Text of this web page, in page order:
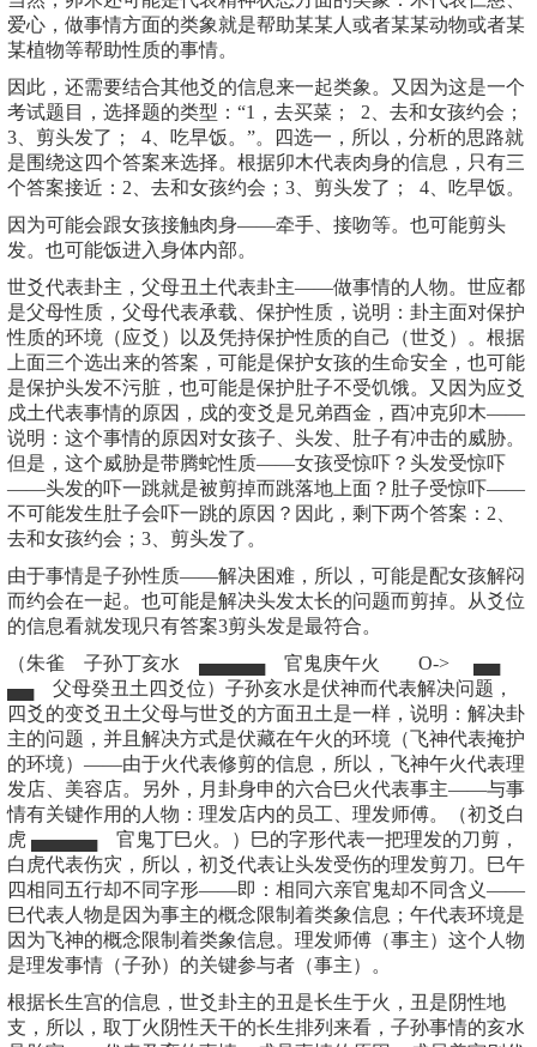
爱心，做事情方面的类象就是帮助某某人或者某某动物或者某
某植物等帮助性质的事情。
因此，还需要结合其他爻的信息来一起类象。又因为这是一个
考试题目，选择题的类型：“1，去买菜； 2、去和女孩约会；
3、剪头发了； 4、吃早饭。”。四选一，所以，分析的思路就
是围绕这四个答案来选择。根据卯木代表肉身的信息，只有三
个答案接近：2、去和女孩约会；3、剪头发了； 4、吃早饭。
因为可能会跟女孩接触肉身——牵手、接吻等。也可能剪头
发。也可能饭进入身体内部。
世爻代表卦主，父母丑土代表卦主——做事情的人物。世应都
是父母性质，父母代表承载、保护性质，说明：卦主面对保护
性质的环境（应爻）以及凭持保护性质的自己（世爻）。根据
上面三个选出来的答案，可能是保护女孩的生命安全，也可能
是保护头发不污脏，也可能是保护肚子不受饥饿。又因为应爻
戍土代表事情的原因，戍的变爻是兄弟酉金，酉冲克卯木——
说明：这个事情的原因对女孩子、头发、肚子有冲击的威胁。
但是，这个威胁是带腾蛇性质——女孩受惊吓？头发受惊吓
——头发的吓一跳就是被剪掉而跳落地上面？肚子受惊吓——
不可能发生肚子会吓一跳的原因？因此，剩下两个答案：2、
去和女孩约会；3、剪头发了。
由于事情是子孙性质——解决困难，所以，可能是配女孩解闷
而约会在一起。也可能是解决头发太长的问题而剪掉。从爻位
的信息看就发现只有答案3剪头发是最符合。
（朱雀 子孙丁亥水 ▄▄▄▄▄ 官鬼庚午火 O-> ▄▄
▄▄ 父母癸丑土四爻位）子孙亥水是伏神而代表解决问题，
四爻的变爻丑土父母与世爻的方面丑土是一样，说明：解决卦
主的问题，并且解决方式是伏藏在午火的环境（飞神代表掩护
的环境）——由于火代表修剪的信息，所以，飞神午火代表理
发店、美容店。另外，月卦身申的六合巳火代表事主——与事
情有关键作用的人物：理发店内的员工、理发师傅。（初爻白
虎 ▄▄▄▄▄ 官鬼丁巳火。）巳的字形代表一把理发的刀剪，
白虎代表伤灾，所以，初爻代表让头发受伤的理发剪刀。巳午
四相同五行却不同字形——即：相同六亲官鬼却不同含义——
巳代表人物是因为事主的概念限制着类象信息；午代表环境是
因为飞神的概念限制着类象信息。理发师傅（事主）这个人物
是理发事情（子孙）的关键参与者（事主）。
根据长生宫的信息，世爻卦主的丑是长生于火，丑是阴性地
支，所以，取丁火阴性天干的长生排列来看，子孙事情的亥水